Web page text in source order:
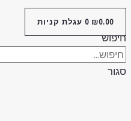
₪0.00
0 עגלת קניות